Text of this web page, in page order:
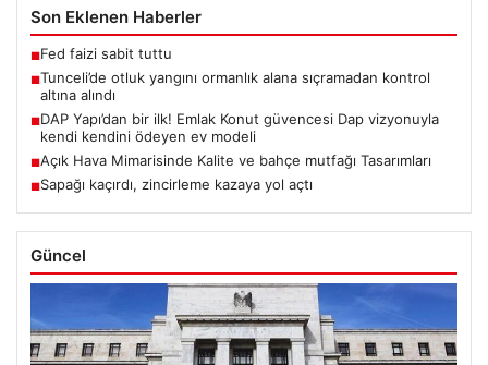
Son Eklenen Haberler
■Fed faizi sabit tuttu
■Tunceli’de otluk yangını ormanlık alana sıçramadan kontrol
altına alındı
■DAP Yapı’dan bir ilk! Emlak Konut güvencesi Dap vizyonuyla
kendi kendini ödeyen ev modeli
■Açık Hava Mimarisinde Kalite ve bahçe mutfağı Tasarımları
■Sapağı kaçırdı, zincirleme kazaya yol açtı
Güncel